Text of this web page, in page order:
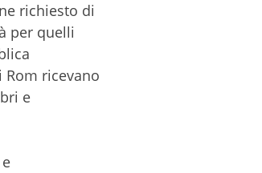
richiesto di
per quelli
ricevano
e